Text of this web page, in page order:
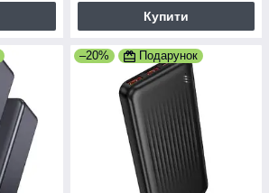
Купити
–20% Подарунок